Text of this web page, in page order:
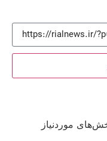
موردنیاز